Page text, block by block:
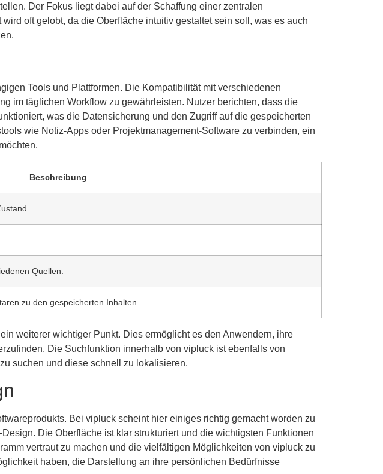
Der Fokus liegt dabei auf der Schaffung einer zentralen
oft gelobt, da die Oberfläche intuitiv gestaltet sein soll, was es auch
Tools und Plattformen. Die Kompatibilität mit verschiedenen
im täglichen Workflow zu gewährleisten. Nutzer berichten, dass die
was die Datensicherung und den Zugriff auf die gespeicherten
wie Notiz-Apps oder Projektmanagement-Software zu verbinden, ein
Beschreibung
Quellen.
zu den gespeicherten Inhalten.
weiterer wichtiger Punkt. Dies ermöglicht es den Anwendern, ihre
Die Suchfunktion innerhalb von vipluck ist ebenfalls von
suchen und diese schnell zu lokalisieren.
Bei vipluck scheint hier einiges richtig gemacht worden zu
Die Oberfläche ist klar strukturiert und die wichtigsten Funktionen
vertraut zu machen und die vielfältigen Möglichkeiten von vipluck zu
haben, die Darstellung an ihre persönlichen Bedürfnisse